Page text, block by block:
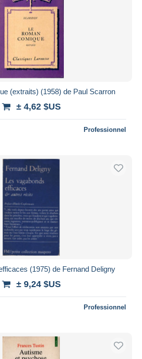
(extraits) (1958) de Paul Scarron
± 4,62 $US
Professionnel
(1975) de Fernand Deligny
± 9,24 $US
Professionnel